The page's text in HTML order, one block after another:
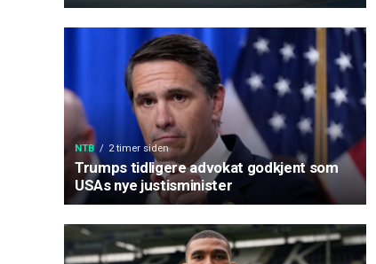
NTB 2 timer siden
Trumps tidligere advokat godkjent som
USAs nye justisminister